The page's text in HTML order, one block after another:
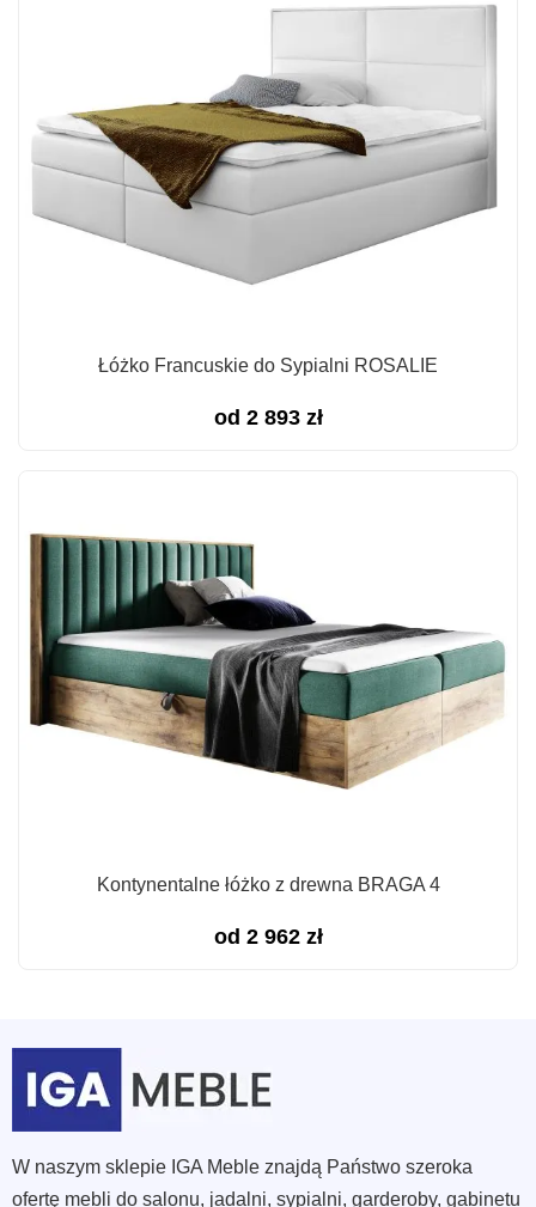
Łóżko Francuskie do Sypialni ROSALIE
od 2 893 zł
Kontynentalne łóżko z drewna BRAGA 4
od 2 962 zł
W naszym sklepie IGA Meble znajdą Państwo szeroka
ofertę mebli do salonu, jadalni, sypialni, garderoby, gabinetu